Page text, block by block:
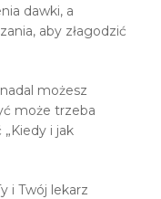
dawki, a
aby złagodzić
możesz
może trzeba
i jak
i Twój lekarz